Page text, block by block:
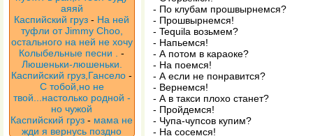
аяяй
Каспийский груз - На ней
туфли от Jimmy Choo,
остального на ней не хочу
Колыбельные песни .
-
Люшеньки-люшеньки.
Каспийский груз,Гансело -
С тобой,но не
твой...настолько родной -
но чужой
Каспийский груз - мама не
жди я вернусь поздно
- По клубам прошвырнемся?
- Прошвырнемся!
- Tequila возьмем?
- Напьемся!
- А потом в караоке?
- На поемся!
- А если не понравится?
- Вернемся!
- А в такси плохо станет?
- Пройдемся!
- Чупа-чупсов купим?
- На сосемся!